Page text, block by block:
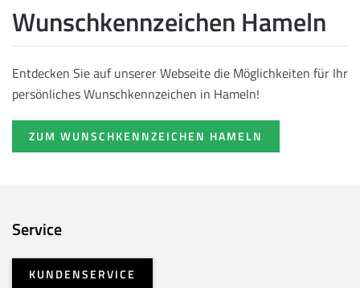
Wunschkennzeichen Hameln
Entdecken Sie auf unserer Webseite die Möglichkeiten für Ihr
persönliches Wunschkennzeichen in Hameln!
ZUM WUNSCHKENNZEICHEN HAMELN
Service
KUNDENSERVICE